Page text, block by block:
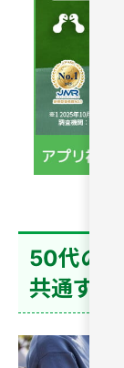
50代の出
共通する